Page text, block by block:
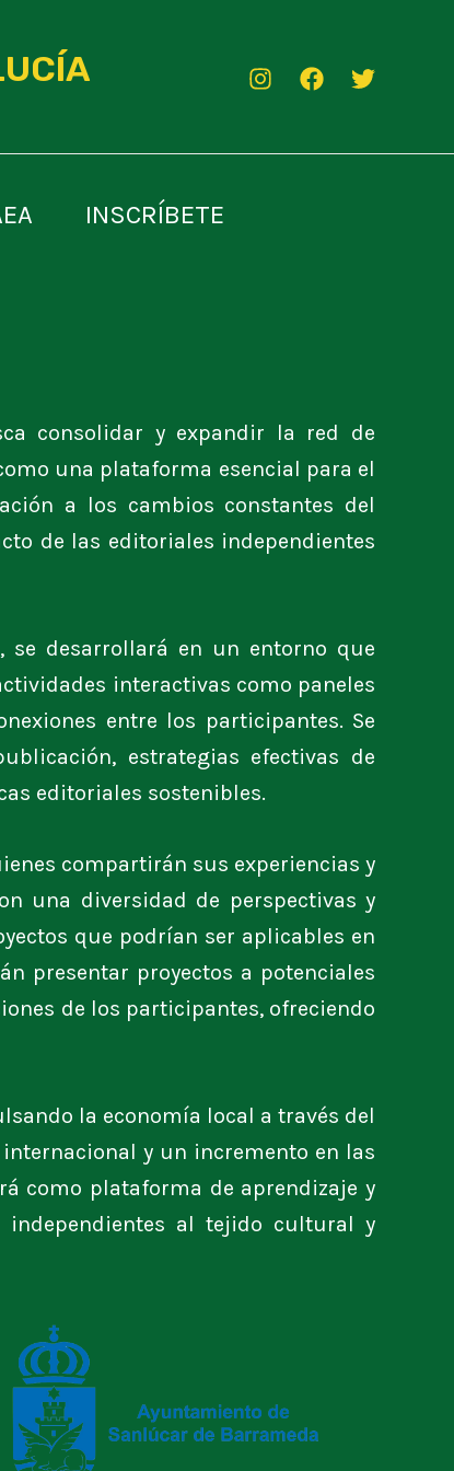
INSCRÍBETE
consolidar y expandir la red de
una plataforma esencial para el
a los cambios constantes del
de las editoriales independientes
se desarrollará en un entorno que
interactivas como paneles
entre los participantes. Se
estrategias efectivas de
editoriales sostenibles.
compartirán sus experiencias y
una diversidad de perspectivas y
que podrían ser aplicables en
presentar proyectos a potenciales
de los participantes, ofreciendo
la economía local a través del
y un incremento en las
como plataforma de aprendizaje y
al tejido cultural y